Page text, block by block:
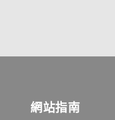
網站指南